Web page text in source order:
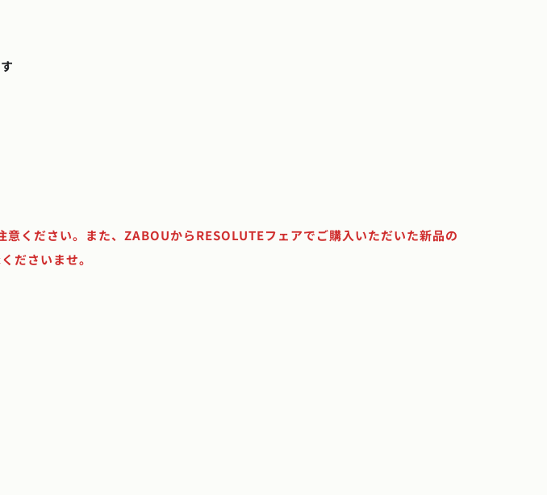
ださい。また、ZABOUからRESOLUTEフェアでご購入いただいた新品の
ださいませ。